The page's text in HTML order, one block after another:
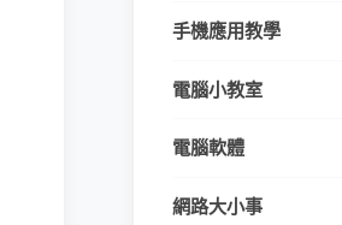
手機應用教學
電腦小教室
電腦軟體
網路大小事